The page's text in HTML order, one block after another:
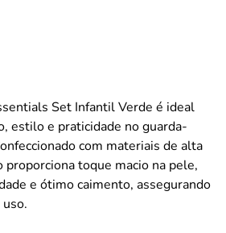
Set Infantil Verde é ideal
estilo e praticidade no guarda-
com materiais de alta
proporciona toque macio na pele,
e ótimo caimento, assegurando